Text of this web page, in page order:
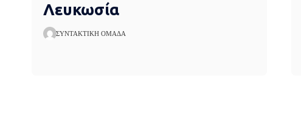
Λευκωσία
ΣΥΝΤΑΚΤΙΚΉ ΟΜΆΔΑ